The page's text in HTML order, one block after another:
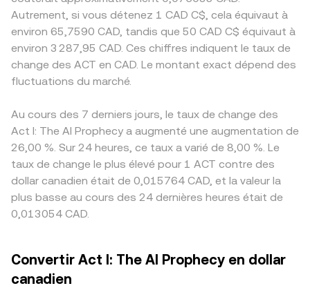
Autrement, si vous détenez 1 CAD C$, cela équivaut à
environ 65,7590 CAD, tandis que 50 CAD C$ équivaut à
environ 3 287,95 CAD. Ces chiffres indiquent le taux de
change des ACT en CAD. Le montant exact dépend des
fluctuations du marché.
Au cours des 7 derniers jours, le taux de change des
Act I: The AI Prophecy a augmenté une augmentation de
26,00 %. Sur 24 heures, ce taux a varié de 8,00 %. Le
taux de change le plus élevé pour 1 ACT contre des
dollar canadien était de 0,015764 CAD, et la valeur la
plus basse au cours des 24 dernières heures était de
0,013054 CAD.
Convertir Act I: The AI Prophecy en dollar
canadien